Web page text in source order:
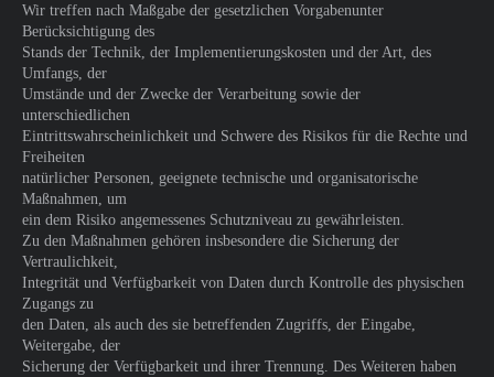
Wir treffen nach Maßgabe der gesetzlichen Vorgabenunter
Berücksichtigung des
Stands der Technik, der Implementierungskosten und der Art, des
Umfangs, der
Umstände und der Zwecke der Verarbeitung sowie der
unterschiedlichen
Eintrittswahrscheinlichkeit und Schwere des Risikos für die Rechte und
Freiheiten
natürlicher Personen, geeignete technische und organisatorische
Maßnahmen, um
ein dem Risiko angemessenes Schutzniveau zu gewährleisten.
Zu den Maßnahmen gehören insbesondere die Sicherung der
Vertraulichkeit,
Integrität und Verfügbarkeit von Daten durch Kontrolle des physischen
Zugangs zu
den Daten, als auch des sie betreffenden Zugriffs, der Eingabe,
Weitergabe, der
Sicherung der Verfügbarkeit und ihrer Trennung. Des Weiteren haben